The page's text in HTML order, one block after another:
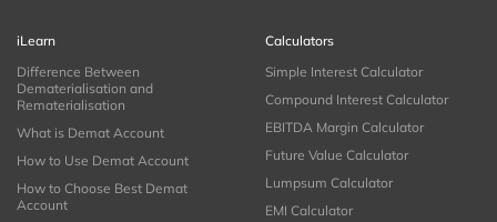
iLearn
Difference Between
Dematerialisation and
Rematerialisation
What is Demat Account
How to Use Demat Account
How to Choose Best Demat
Account
Calculators
Simple Interest Calculator
Compound Interest Calculator
EBITDA Margin Calculator
Future Value Calculator
Lumpsum Calculator
EMI Calculator